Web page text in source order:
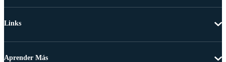
Links
Aprender Más